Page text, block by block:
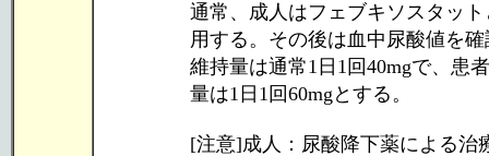
通常、成人はフェブキソスタッ
用する。その後は血中尿酸値を
維持量は通常1日1回40mgで、患
量は1日1回60mgとする。
[注意]成人：尿酸降下薬による治